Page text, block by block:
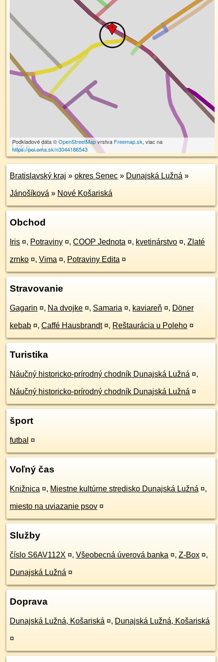
100 m
Podkladové dáta ©OpenStreetMapvrstva Freemap.sk, viac na
https://poi.oma.sk/n3044186543
Bratislavský kraj » okres Senec » Dunajská Lužná »
Jánošíková » Nové Košariská
Obchod
Iris ¤, Potraviny ¤, COOP Jednota ¤, kvetinárstvo ¤, Zlaté
zrnko ¤, Vima ¤, Potraviny Edita ¤
Stravovanie
Gagarin ¤, Na dvojke ¤, Samaria ¤, kaviareň ¤, Döner
kebab ¤, Caffé Hausbrandt ¤, Reštaurácia u Poleho ¤
Turistika
Náučný historicko-prírodný chodník Dunajská Lužná ¤,
Náučný historicko-prírodný chodník Dunajská Lužná ¤
šport
futbal ¤
Voľný čas
Knižnica ¤, Miestne kultúrne stredisko Dunajská Lužná ¤,
miesto na uviazanie psov ¤
Služby
číslo S6AV112X ¤, Všeobecná úverová banka ¤, Z-Box ¤,
Dunajská Lužná ¤
Doprava
Dunajská Lužná, Košariská ¤, Dunajská Lužná, Košariská
¤